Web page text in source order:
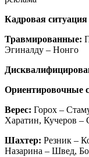
Кадровая ситуация
Травмированные:
Эгиналду – Нонго
Ориентировочные
Верес: Горох –
Харатин, Кучеров –
Шахтер: Резник –
Назарина – Швед,